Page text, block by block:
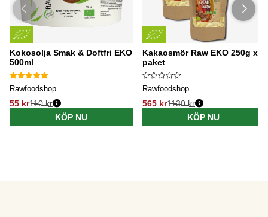
Kokosolja Smak & Doftfri EKO
500ml
Rawfoodshop
55 kr110 kr
KÖP NU
Kakaosmör Raw EKO 250g x 5
paket
Rawfoodshop
565 kr1130 kr
KÖP NU